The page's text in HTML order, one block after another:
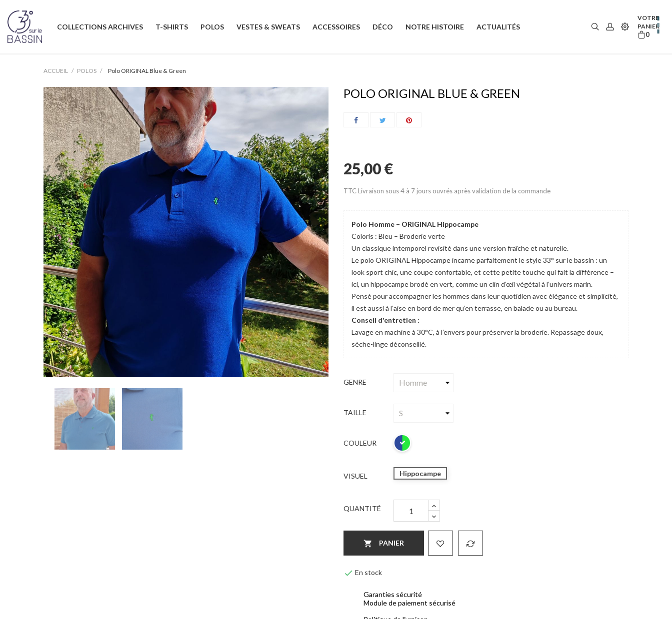
COLLECTIONS ARCHIVES T-SHIRTS POLOS VESTES & SWEATS ACCESSOIRES DÉCO NOTRE HISTOIRE ACTUALITÉS
VOTRE
PANIER
0
ACCUEIL POLOS Polo ORIGINAL Blue & Green
POLO ORIGINAL BLUE & GREEN
25,00 €
TTC Livraison sous 4 à 7 jours ouvrés après validation de la commande
Polo Homme – ORIGINAL Hippocampe
Coloris : Bleu – Broderie verte
Un classique intemporel revisité dans une version fraîche et naturelle.
Le polo ORIGINAL Hippocampe incarne parfaitement le style 33° sur le bassin : un
look sport chic, une coupe confortable, et cette petite touche qui fait la différence –
ici, un hippocampe brodé en vert, comme un clin d’œil végétal à l’univers marin.
Pensé pour accompagner les hommes dans leur quotidien avec élégance et simplicité,
il est aussi à l’aise en bord de mer qu’en terrasse, en balade ou au bureau.
Conseil d'entretien :
Lavage en machine à 30°C, à l’envers pour préserver la broderie. Repassage doux,
sèche-linge déconseillé.
GENRE
TAILLE
COULEUR
VISUEL Hippocampe
QUANTITÉ
 PANIER
 En stock
Garanties sécurité
Module de paiement sécurisé